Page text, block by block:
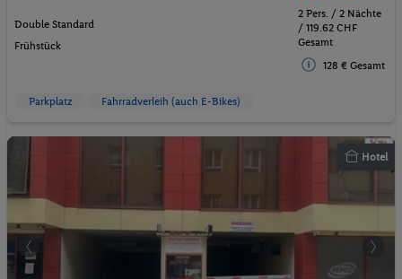
Double Standard
Frühstück
2 Pers. / 2 Nächte
/ 119.62 CHF
Gesamt
128 € Gesamt
Parkplatz Fahrradverleih (auch E-Bikes)
Hotel